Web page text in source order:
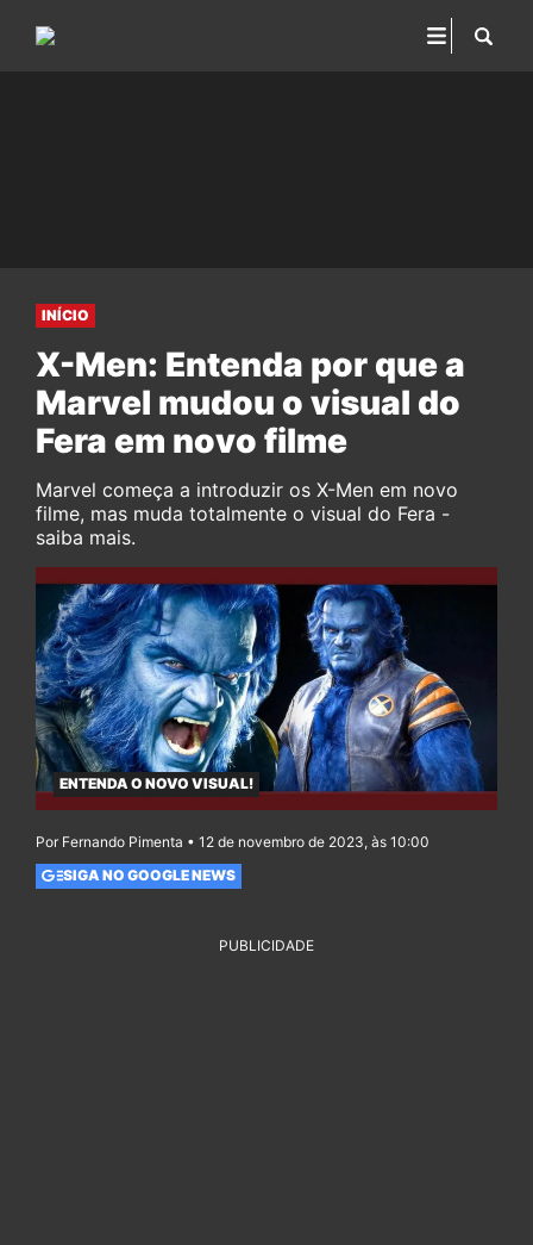
INÍCIO
X-Men: Entenda por que a
Marvel mudou o visual do
Fera em novo filme
Marvel começa a introduzir os X-Men em novo
filme, mas muda totalmente o visual do Fera -
saiba mais.
ENTENDA O NOVO VISUAL!
Por Fernando Pimenta • 12 de novembro de 2023, às 10:00
SIGA NO GOOGLE NEWS
PUBLICIDADE